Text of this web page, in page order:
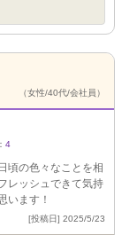
（女性/40代/会社員）
4
頃の色々なことを相
レッシュできて気持
います！
[投稿日] 2025/5/23